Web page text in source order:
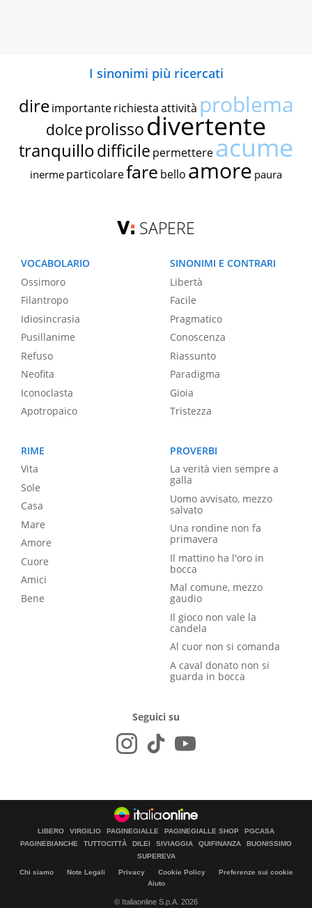
I sinonimi più ricercati
dire importante richiestaattività problema
dolce prolissodivertente
tranquillodifficile permettereacume
inerme particolarefare bello amore paura
SAPERE
VOCABOLARIO
Ossimoro
Filantropo
Idiosincrasia
Pusillanime
Refuso
Neofita
Iconoclasta
Apotropaico
SINONIMI E CONTRARI
Libertà
Facile
Pragmatico
Conoscenza
Riassunto
Paradigma
Gioia
Tristezza
RIME
Vita
Sole
Casa
Mare
Amore
Cuore
Amici
Bene
PROVERBI
La verità vien sempre a
galla
Uomo avvisato, mezzo
salvato
Una rondine non fa
primavera
Il mattino ha l'oro in
bocca
Mal comune, mezzo
gaudio
Il gioco non vale la
candela
Al cuor non si comanda
A caval donato non si
guarda in bocca
Seguici su
LIBERO VIRGILIO PAGINEGIALLE PAGINEGIALLE SHOP
PGCASA
PAGINEBIANCHE
TUTTOCITTÀ DILEI SIVIAGGIA QUIFINANZA
BUONISSIMO
SUPEREVA
Chi siamo Note Legali Privacy Cookie Policy
Preferenze sui cookie
Aiuto
© Italiaonline S.p.A. 2026